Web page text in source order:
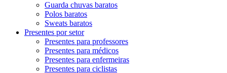
Guarda chuvas baratos
Polos baratos
Sweats baratos
Presentes por setor
Presentes para professores
Presentes para médicos
Presentes para enfermeiras
Presentes para ciclistas